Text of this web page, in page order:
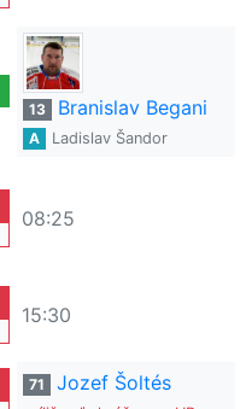
13
Branislav Begani
A Ladislav Šandor
08:25
15:30
71 Jozef Šoltés